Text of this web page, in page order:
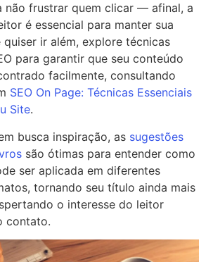
não frustrar quem clicar — afinal, a
é essencial para manter sua
ir além, explore técnicas
para garantir que seu conteúdo
facilmente, consultando
SEO On Page: Técnicas Essenciais
Site.
busca inspiração, as sugestões
são ótimas para entender como
ser aplicada em diferentes
tornando seu título ainda mais
o interesse do leitor
contato.